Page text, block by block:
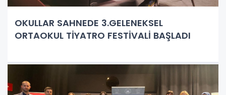
OKULLAR SAHNEDE 3.GELENEKSEL
ORTAOKUL TİYATRO FESTİVALİ BAŞLADI